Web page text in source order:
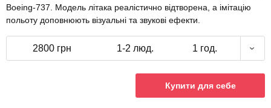
Boeing-737. Модель літака реалістично відтворена, а імітацію
польоту доповнюють візуальні та звукові ефекти.
2800 грн 1-2 люд. 1 год.
Купити для себе